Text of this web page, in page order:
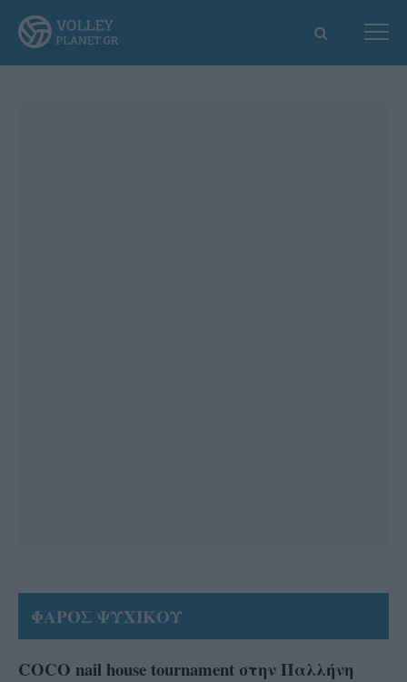
ΦΑΡΟΣ ΨΥΧΙΚΟΥ
COCO nail house tournament στην Παλλήνη